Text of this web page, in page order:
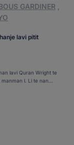
GARDINER
lavi pitit
lavi Quran Wright te
l. Li te nan
[...]